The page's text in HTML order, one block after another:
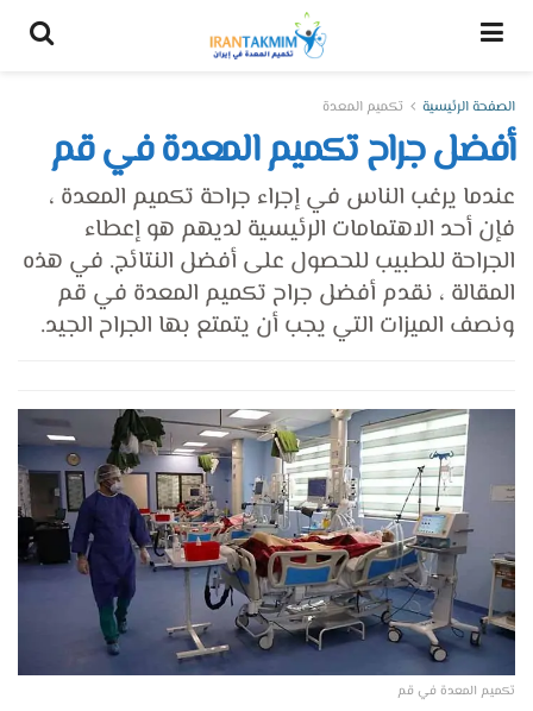
الصفحة الرئيسية تكميم المعدة
أفضل جراح تكميم المعدة في قم
عندما يرغب الناس في إجراء جراحة تكميم المعدة ،
فإن أحد الاهتمامات الرئيسية لديهم هو إعطاء
الجراحة للطبيب للحصول على أفضل النتائج. في هذه
المقالة ، نقدم أفضل جراح تكميم المعدة في قم
ونصف الميزات التي يجب أن يتمتع بها الجراح الجيد.
تكميم المعدة في قم